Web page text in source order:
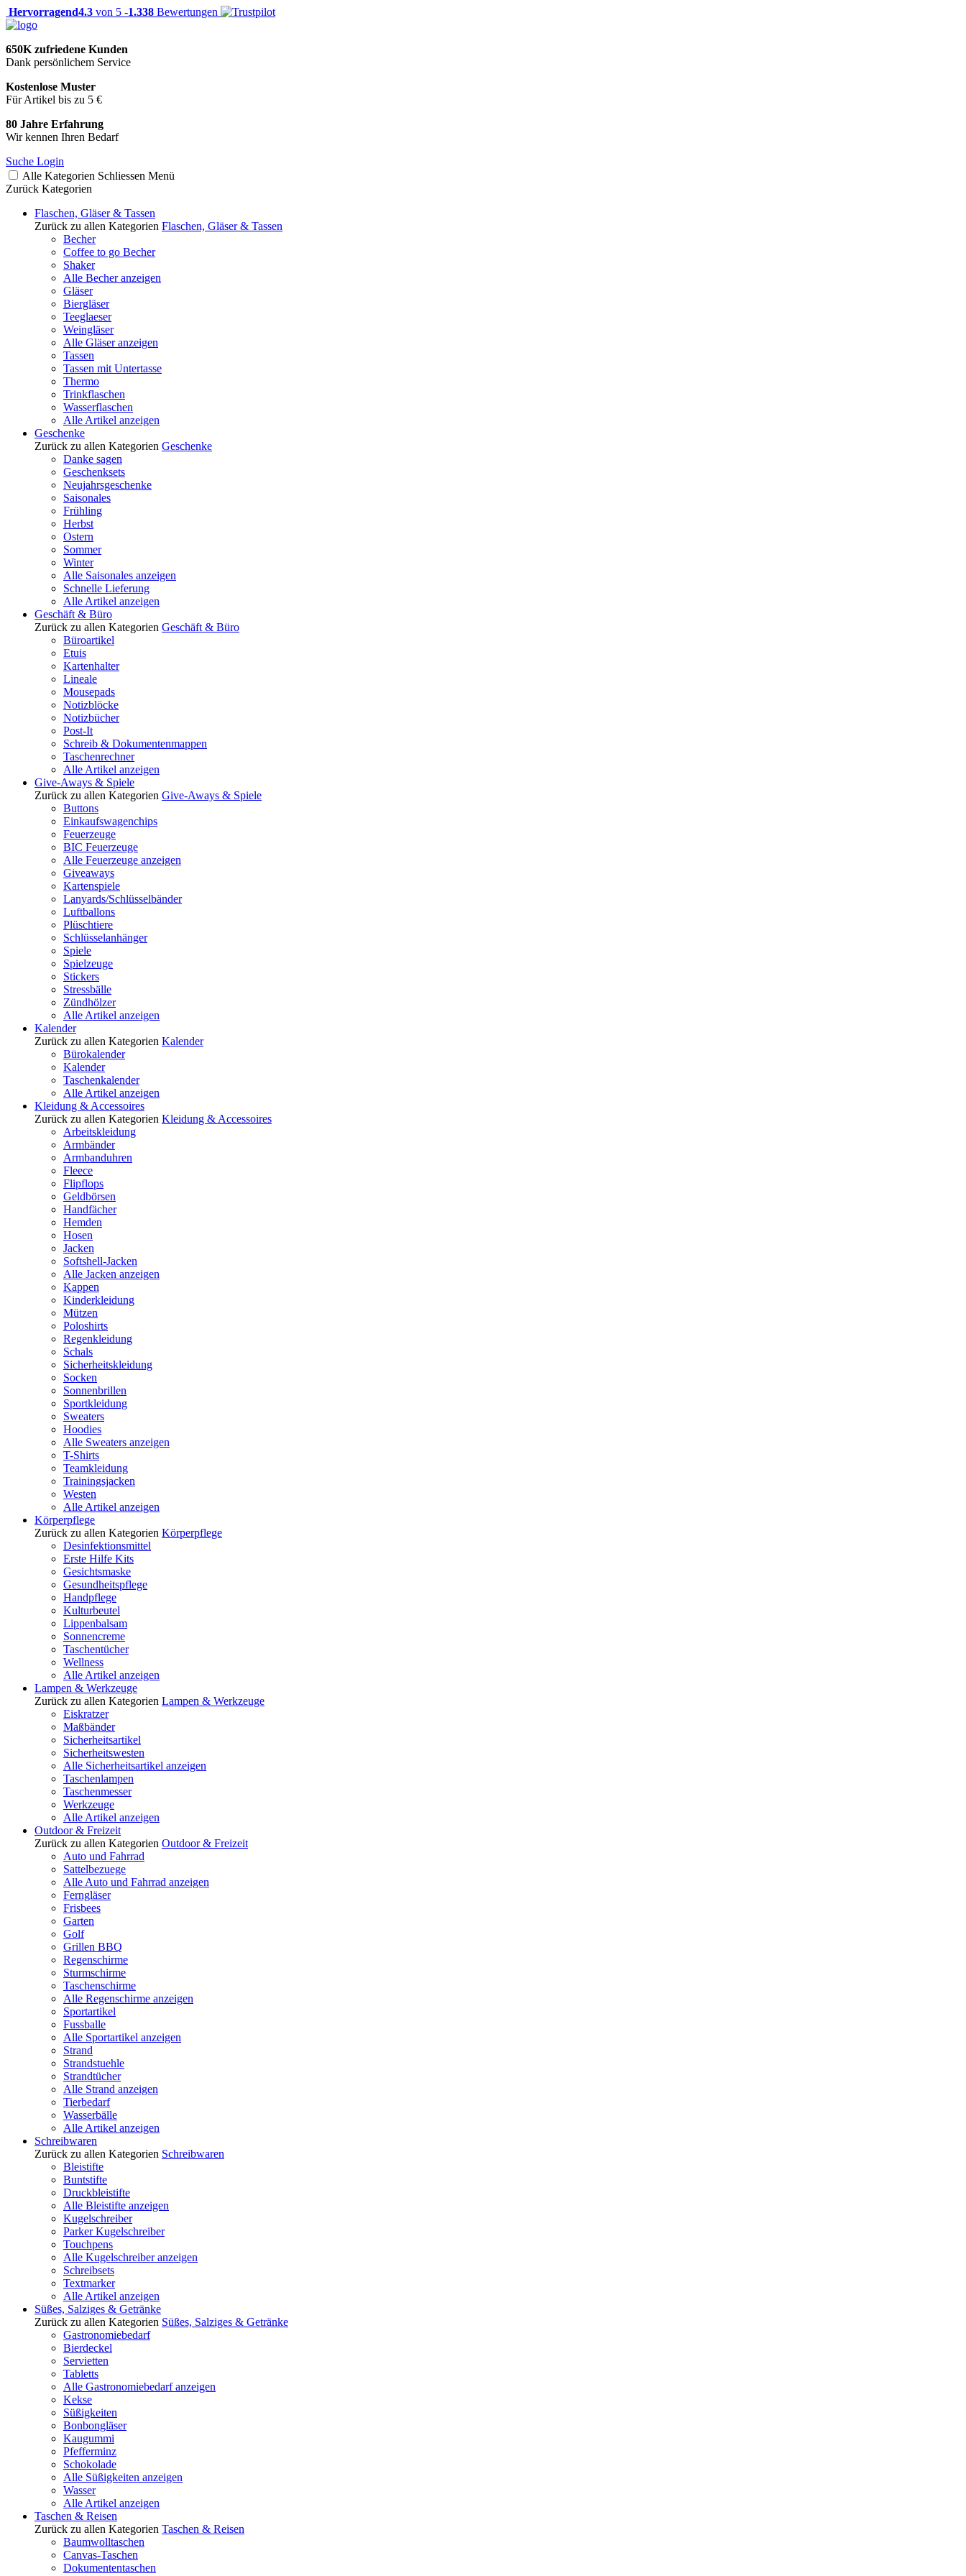
Hervorragend4.3 von 5 -1.338 Bewertungen
650K zufriedene Kunden
Dank persönlichem Service
Kostenlose Muster
Für Artikel bis zu 5 €
80 Jahre Erfahrung
Wir kennen Ihren Bedarf
Suche Login
Alle Kategorien Schliessen Menü
Zurück Kategorien
Flaschen, Gläser & Tassen
Zurück zu allen Kategorien Flaschen, Gläser & Tassen
Becher
Coffee to go Becher
Shaker
Alle Becher anzeigen
Gläser
Biergläser
Teeglaeser
Weingläser
Alle Gläser anzeigen
Tassen
Tassen mit Untertasse
Thermo
Trinkflaschen
Wasserflaschen
Alle Artikel anzeigen
Geschenke
Zurück zu allen Kategorien Geschenke
Danke sagen
Geschenksets
Neujahrsgeschenke
Saisonales
Frühling
Herbst
Ostern
Sommer
Winter
Alle Saisonales anzeigen
Schnelle Lieferung
Alle Artikel anzeigen
Geschäft & Büro
Zurück zu allen Kategorien Geschäft & Büro
Büroartikel
Etuis
Kartenhalter
Lineale
Mousepads
Notizblöcke
Notizbücher
Post-It
Schreib & Dokumentenmappen
Taschenrechner
Alle Artikel anzeigen
Give-Aways & Spiele
Zurück zu allen Kategorien Give-Aways & Spiele
Buttons
Einkaufswagenchips
Feuerzeuge
BIC Feuerzeuge
Alle Feuerzeuge anzeigen
Giveaways
Kartenspiele
Lanyards/Schlüsselbänder
Luftballons
Plüschtiere
Schlüsselanhänger
Spiele
Spielzeuge
Stickers
Stressbälle
Zündhölzer
Alle Artikel anzeigen
Kalender
Zurück zu allen Kategorien Kalender
Bürokalender
Kalender
Taschenkalender
Alle Artikel anzeigen
Kleidung & Accessoires
Zurück zu allen Kategorien Kleidung & Accessoires
Arbeitskleidung
Armbänder
Armbanduhren
Fleece
Flipflops
Geldbörsen
Handfächer
Hemden
Hosen
Jacken
Softshell-Jacken
Alle Jacken anzeigen
Kappen
Kinderkleidung
Mützen
Poloshirts
Regenkleidung
Schals
Sicherheitskleidung
Socken
Sonnenbrillen
Sportkleidung
Sweaters
Hoodies
Alle Sweaters anzeigen
T-Shirts
Teamkleidung
Trainingsjacken
Westen
Alle Artikel anzeigen
Körperpflege
Zurück zu allen Kategorien Körperpflege
Desinfektionsmittel
Erste Hilfe Kits
Gesichtsmaske
Gesundheitspflege
Handpflege
Kulturbeutel
Lippenbalsam
Sonnencreme
Taschentücher
Wellness
Alle Artikel anzeigen
Lampen & Werkzeuge
Zurück zu allen Kategorien Lampen & Werkzeuge
Eiskratzer
Maßbänder
Sicherheitsartikel
Sicherheitswesten
Alle Sicherheitsartikel anzeigen
Taschenlampen
Taschenmesser
Werkzeuge
Alle Artikel anzeigen
Outdoor & Freizeit
Zurück zu allen Kategorien Outdoor & Freizeit
Auto und Fahrrad
Sattelbezuege
Alle Auto und Fahrrad anzeigen
Ferngläser
Frisbees
Garten
Golf
Grillen BBQ
Regenschirme
Sturmschirme
Taschenschirme
Alle Regenschirme anzeigen
Sportartikel
Fussballe
Alle Sportartikel anzeigen
Strand
Strandstuehle
Strandtücher
Alle Strand anzeigen
Tierbedarf
Wasserbälle
Alle Artikel anzeigen
Schreibwaren
Zurück zu allen Kategorien Schreibwaren
Bleistifte
Buntstifte
Druckbleistifte
Alle Bleistifte anzeigen
Kugelschreiber
Parker Kugelschreiber
Touchpens
Alle Kugelschreiber anzeigen
Schreibsets
Textmarker
Alle Artikel anzeigen
Süßes, Salziges & Getränke
Zurück zu allen Kategorien Süßes, Salziges & Getränke
Gastronomiebedarf
Bierdeckel
Servietten
Tabletts
Alle Gastronomiebedarf anzeigen
Kekse
Süßigkeiten
Bonbongläser
Kaugummi
Pfefferminz
Schokolade
Alle Süßigkeiten anzeigen
Wasser
Alle Artikel anzeigen
Taschen & Reisen
Zurück zu allen Kategorien Taschen & Reisen
Baumwolltaschen
Canvas-Taschen
Dokumententaschen